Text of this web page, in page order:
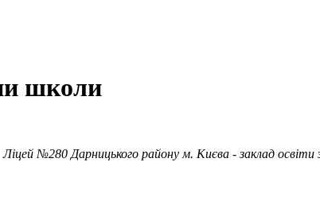
школи
Ліцей №280 Дарницького району м. Києва - заклад освіти